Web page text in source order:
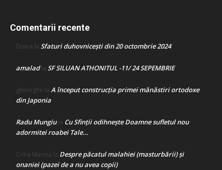
Comentarii recente
Doina la Sfaturi duhovnicești din 20 octombrie 2024
amaladla SF SILUAN ATHONITUL -11/ 24 SEPEMBRIE
gheorghe la A început construcţia primei mănăstiri ortodoxe
din Japonia
Radu Mungiula Cu Sfinții odihnește Doamne sufletul nou
adormitei roabei Tale…
Crina Marina la Despre păcatul malahiei (masturbării) şi
onaniei (pazei de a nu avea copii)